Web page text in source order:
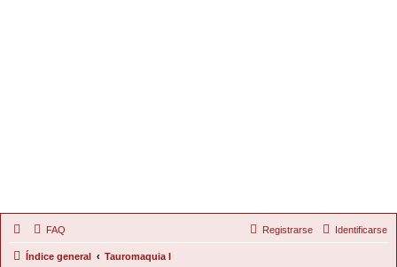
FAQ Identificarse
Registrarse
Índice general
Tauromaquia I